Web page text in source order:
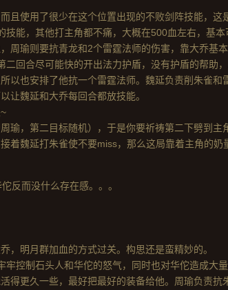
且使用了很少在这个位置出现的不败剑阵技能，这
技能，其他打主角都不痛，大概在500血左右，基本
周瑜则要抗青龙和2个雷霆法师的伤害，靠大乔基
回合尽可能快的开出法力护盾，没有护盾的帮助
以也安排了他抗一个雷霆法师。魏延负责削朱雀和
让魏延和大乔每回合都放技能。
瑜，第二目标随机），于是你要祈祷第二下劈到主
着魏延打朱雀使不要miss，那么这局靠着主角的奶
反而没什么存在感。。。
，明月群加血的方式过关。构思还是蛮精妙的。
牢控制石头人和华佗的怒气，同时也对华佗造成大
得更久一些，最好把最好的装备给他。周瑜负责抗